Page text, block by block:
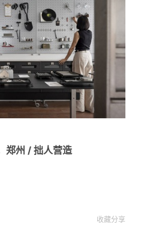
郑州 / 拙人营造
收藏分享